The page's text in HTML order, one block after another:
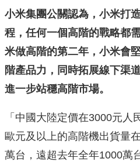
小米集團公關認為，小米打
程，任何一個高階的戰略都
米做高階的第二年，小米會
階產品力，同時拓展線下渠
進一步站穩高階市場。
「中國大陸定價在3000元
歐元及以上的高階機出貨量
萬台，遠超去年全年1000萬